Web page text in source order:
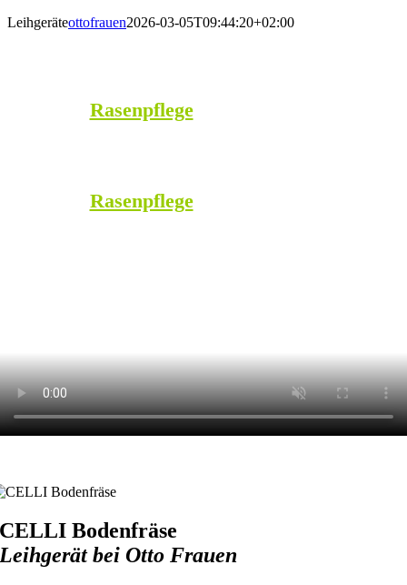
Leihgeräteottofrauen2026-03-05T09:44:20+02:00
Rasenpflege···
Rasenpflege···
CELLI Bodenfräse
Leihgerät bei Otto Frauen